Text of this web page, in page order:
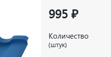
995 ₽
Количество
(штук)